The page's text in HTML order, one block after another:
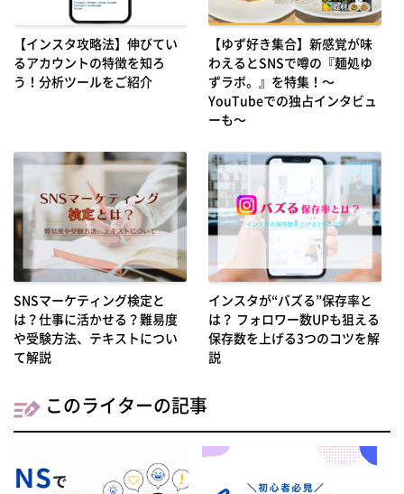
【インスタ攻略法】伸びてい
るアカウントの特徴を知ろ
う！分析ツールをご紹介
【ゆず好き集合】新感覚が味
わえるとSNSで噂の『麺処ゆ
ずラボ。』を特集！～
YouTubeでの独占インタビュ
ーも～
SNSマーケティング検定と
は？仕事に活かせる？難易度
や受験方法、テキストについ
て解説
インスタが“バズる”保存率と
は？ フォロワー数UPも狙える
保存数を上げる3つのコツを解
説
このライターの記事